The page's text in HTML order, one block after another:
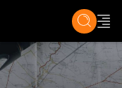
ÉLET TECH &